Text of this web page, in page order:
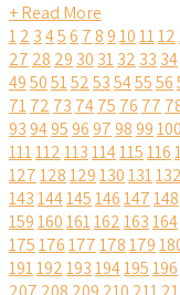
+ Read More
12 3456 789101112
27 28 29 30 3132 33 34
4950515253545556
7172 73 7475 76 77
93949596979899100
111112113114115116
127128129130131132
143144145146147148
159160161162163164
175176177178179
191192193194195196